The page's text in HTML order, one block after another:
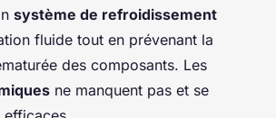
système de refroidissement
fluide tout en prévenant la
des composants. Les
ne manquent pas et se